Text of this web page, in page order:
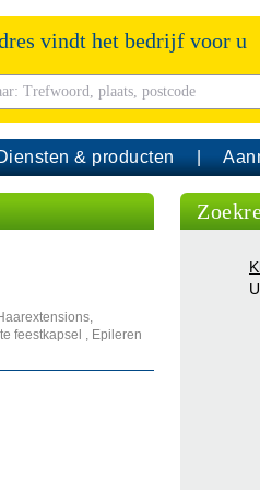
vindt het bedrijf voor u
& producten
feestkapsel , Epileren